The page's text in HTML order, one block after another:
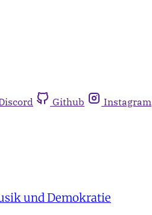
Github Instagram
und Demokratie